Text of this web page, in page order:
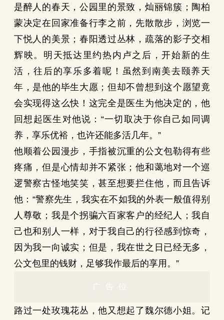
是醉人的春天，公园里的景致，灿丽锦簇；陶柏
蒙决定在回家准备行李之前，先散散步，浏览一
下悦人的美景；春阳透过丛林，疏落的影子交相
辉映。明天抵达里约热内卢之后，开始新的生
活，往后的享乐多着呢！虽然到南美去颐养天
年，是他的毕生大愿；但却不曾想到这个愿望竟
会实现得这么快！这完全是医生为他决定的，他
回想起医生对他说：“一切取决于你自己如同调
养，享乐优裕，也许还能多活几年。”
他顺着公园漫步，手指被沉重的公文包勒得有些
疼痛，但是心情却并不紧张；他和蔼地对一个巡
逻警察古怪地笑笑，甚至想要拦住他，而且告诉
他：“警察先生，我实在不如我的外表一般值得别
人尊敬；我是个拐骗六百家客户的经纪人；我自
己也和别人一样，对于我自己的行径感到惊奇，
因为我一向诚实；但是，我在世之日已经无多，
公文包里的钱财，足够我作最后的享用。”
广告位
路过一处玫瑰花丛，他又想起了魏尔德小姐。记